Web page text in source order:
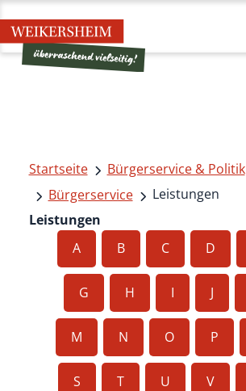
Startseite
Bürgerservice & Politik
Bürgerservice
Leistungen
Leistungen
A
B C D
G H I J
M N O P
S T U V